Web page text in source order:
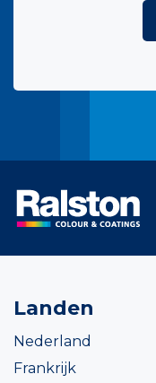
Landen
Nederland
Frankrijk